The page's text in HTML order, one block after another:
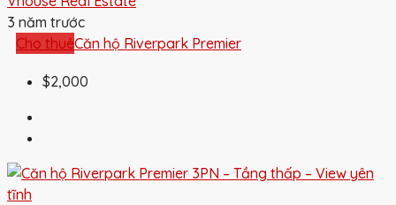
3 năm trước
Cho thuêCăn hộ Riverpark Premier
$2,000